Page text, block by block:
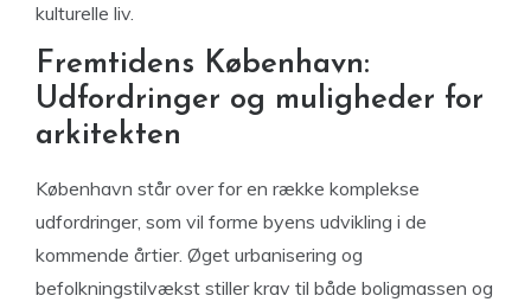
kulturelle liv.
Fremtidens København:
Udfordringer og muligheder for
arkitekten
København står over for en række komplekse
udfordringer, som vil forme byens udvikling i de
kommende årtier. Øget urbanisering og
befolkningstilvækst stiller krav til både boligmassen og